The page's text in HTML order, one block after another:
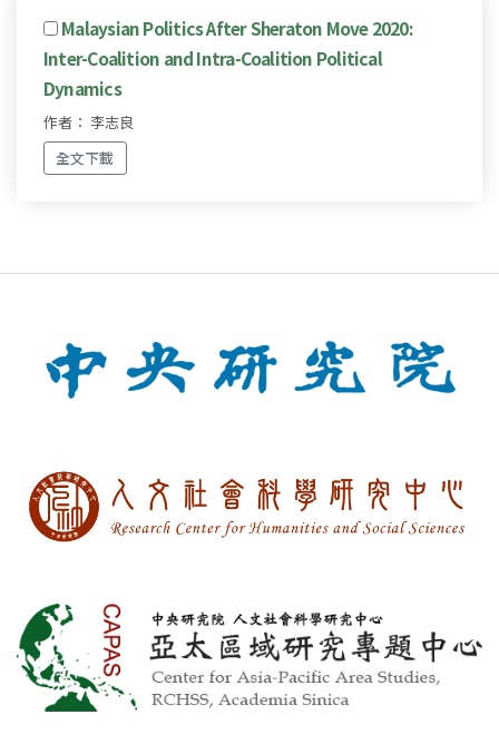
Malaysian Politics After Sheraton Move 2020:
Inter-Coalition and Intra-Coalition Political
Dynamics
作者： 李志良
全文下載